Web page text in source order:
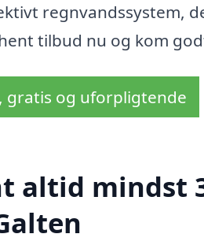
regnvandssystem,
tilbud nu og kom
gratis og uforpligtende
altid mindst